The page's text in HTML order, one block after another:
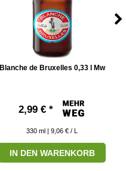
Blanche de Bruxelles 0,33 l Mw
2,99 € *
330 ml | 9,06 € / L
IN DEN WARENKORB